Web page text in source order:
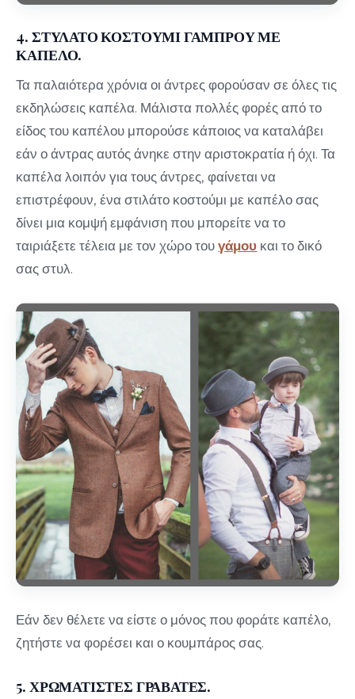
4. ΣΤΥΛΑΤΟ ΚΟΣΤΟΥΜΙ ΓΑΜΠΡΟΥ ΜΕ
ΚΑΠΕΛΟ.
Τα παλαιότερα χρόνια οι άντρες φορούσαν σε όλες τις
εκδηλώσεις καπέλα. Μάλιστα πολλές φορές από το
είδος του καπέλου μπορούσε κάποιος να καταλάβει
εάν ο άντρας αυτός άνηκε στην αριστοκρατία ή όχι. Τα
καπέλα λοιπόν για τους άντρες, φαίνεται να
επιστρέφουν, ένα στιλάτο κοστούμι με καπέλο σας
δίνει μια κομψή εμφάνιση που μπορείτε να το
ταιριάξετε τέλεια με τον χώρο τουγάμου και το δικό
σας στυλ.
Εάν δεν θέλετε να είστε ο μόνος που φοράτε καπέλο,
ζητήστε να φορέσει και ο κουμπάρος σας.
5. ΧΡΩΜΑΤΙΣΤΕΣ ΓΡΑΒΑΤΕΣ.